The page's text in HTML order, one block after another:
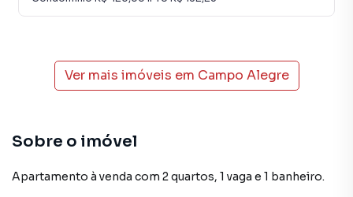
Ver mais imóveis em Campo Alegre
Sobre o imóvel
Apartamento à venda com 2 quartos, 1 vaga e 1 banheiro.